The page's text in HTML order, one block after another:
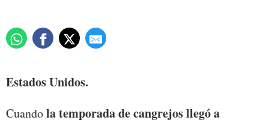
Estados Unidos.
Cuandola temporada de cangrejos llegó a